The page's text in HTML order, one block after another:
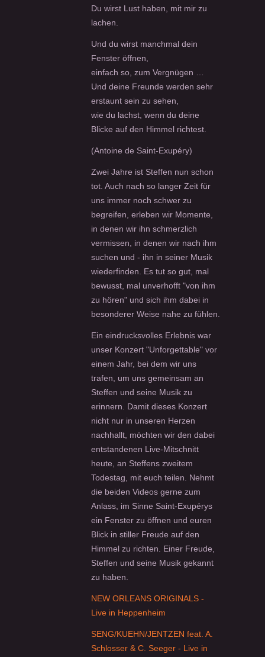
Du wirst Lust haben, mit mir zu
lachen.
Und du wirst manchmal dein
Fenster öffnen,
einfach so, zum Vergnügen …
Und deine Freunde werden sehr
erstaunt sein zu sehen,
wie du lachst, wenn du deine
Blicke auf den Himmel richtest.
(Antoine de Saint-Exupéry)
Zwei Jahre ist Steffen nun schon
tot. Auch nach so langer Zeit für
uns immer noch schwer zu
begreifen, erleben wir Momente,
in denen wir ihn schmerzlich
vermissen, in denen wir nach ihm
suchen und - ihn in seiner Musik
wiederfinden. Es tut so gut, mal
bewusst, mal unverhofft "von ihm
zu hören" und sich ihm dabei in
besonderer Weise nahe zu fühlen.
Ein eindrucksvolles Erlebnis war
unser Konzert "Unforgettable" vor
einem Jahr, bei dem wir uns
trafen, um uns gemeinsam an
Steffen und seine Musik zu
erinnern. Damit dieses Konzert
nicht nur in unseren Herzen
nachhallt, möchten wir den dabei
entstandenen Live-Mitschnitt
heute, an Steffens zweitem
Todestag, mit euch teilen. Nehmt
die beiden Videos gerne zum
Anlass, im Sinne Saint-Exupérys
ein Fenster zu öffnen und euren
Blick in stiller Freude auf den
Himmel zu richten. Einer Freude,
Steffen und seine Musik gekannt
zu haben.
NEW ORLEANS ORIGINALS -
Live in Heppenheim
SENG/KUEHN/JENTZEN feat. A.
Schlosser & C. Seeger - Live in